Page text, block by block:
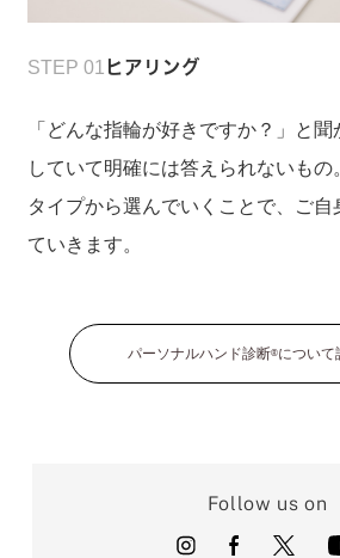
STEP 01 ヒアリング
「どんな指輪が好きですか？」と
していて明確には答えられないも
タイプから選んでいくことで、ご自
ていきます。
パーソナルハンド診断®について
Follow us on